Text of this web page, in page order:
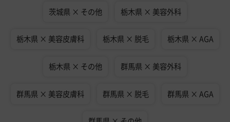
茨城県 × その他 栃木県 × 美容外科
栃木県 × 美容皮膚科 栃木県 × 脱毛 栃木県 × AGA
栃木県 × その他 群馬県 × 美容外科
群馬県 × 美容皮膚科 群馬県 × 脱毛 群馬県 × AGA